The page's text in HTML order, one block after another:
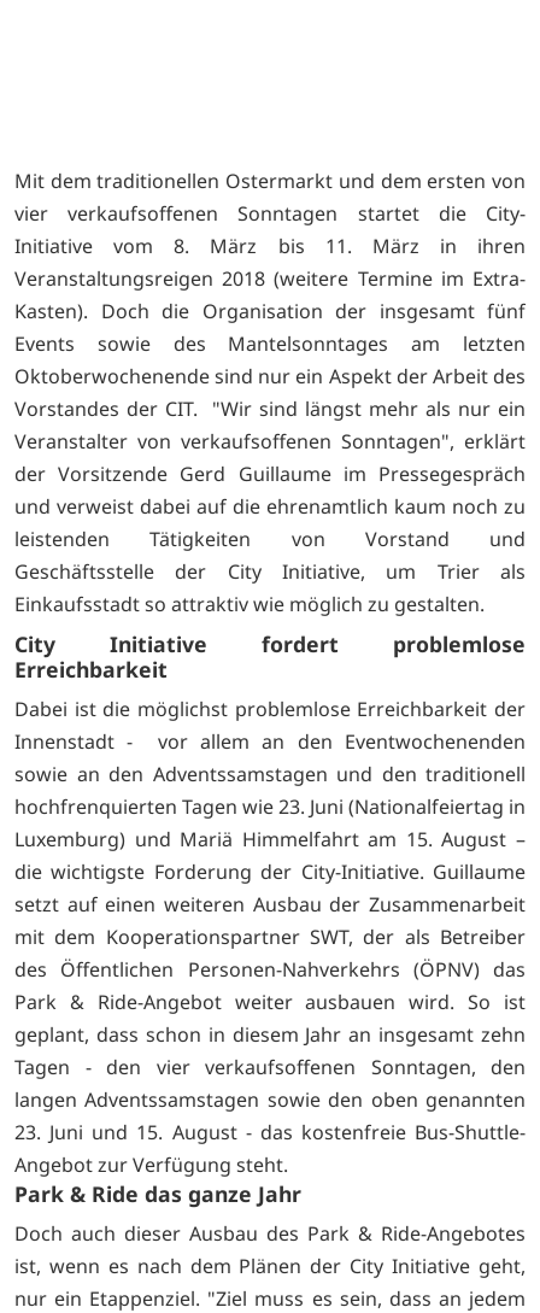
Mit dem traditionellen Ostermarkt und dem ersten von
vier verkaufsoffenen Sonntagen startet die City-
Initiative vom 8. März bis 11. März in ihren
Veranstaltungsreigen 2018 (weitere Termine im Extra-
Kasten). Doch die Organisation der insgesamt fünf
Events sowie des Mantelsonntages am letzten
Oktoberwochenende sind nur ein Aspekt der Arbeit des
Vorstandes der CIT. "Wir sind längst mehr als nur ein
Veranstalter von verkaufsoffenen Sonntagen", erklärt
der Vorsitzende Gerd Guillaume im Pressegespräch
und verweist dabei auf die ehrenamtlich kaum noch zu
leistenden Tätigkeiten von Vorstand und
Geschäftsstelle der City Initiative, um Trier als
Einkaufsstadt so attraktiv wie möglich zu gestalten.
City Initiative fordert problemlose
Erreichbarkeit
Dabei ist die möglichst problemlose Erreichbarkeit der
Innenstadt - vor allem an den Eventwochenenden
sowie an den Adventssamstagen und den traditionell
hochfrenquierten Tagen wie 23. Juni (Nationalfeiertag in
Luxemburg) und Mariä Himmelfahrt am 15. August –
die wichtigste Forderung der City-Initiative. Guillaume
setzt auf einen weiteren Ausbau der Zusammenarbeit
mit dem Kooperationspartner SWT, der als Betreiber
des Öffentlichen Personen-Nahverkehrs (ÖPNV) das
Park & Ride-Angebot weiter ausbauen wird. So ist
geplant, dass schon in diesem Jahr an insgesamt zehn
Tagen - den vier verkaufsoffenen Sonntagen, den
langen Adventssamstagen sowie den oben genannten
23. Juni und 15. August - das kostenfreie Bus-Shuttle-
Angebot zur Verfügung steht.
Park & Ride das ganze Jahr
Doch auch dieser Ausbau des Park & Ride-Angebotes
ist, wenn es nach dem Plänen der City Initiative geht,
nur ein Etappenziel. "Ziel muss es sein, dass an jedem